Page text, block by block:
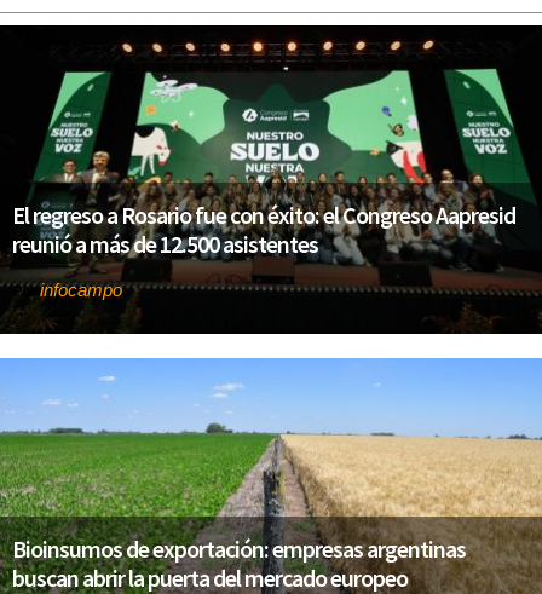
El regreso a Rosario fue con éxito: el Congreso Aapresid
reunió a más de 12.500 asistentes
Por infocampo
Bioinsumos de exportación: empresas argentinas
buscan abrir la puerta del mercado europeo